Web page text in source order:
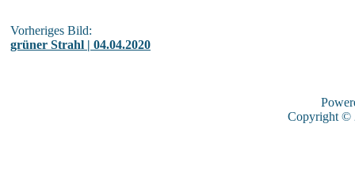
Vorheriges Bild:
grüner Strahl | 04.04.2020
Copyright ©